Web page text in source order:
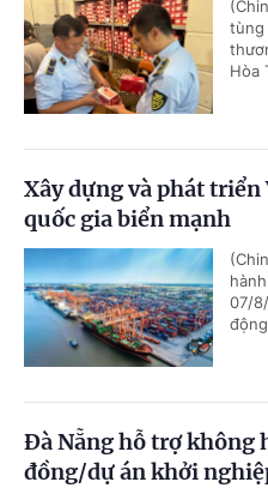
tùng
Hòa
Xây dựng và phát
quốc gia biển mạnh
07/
Đà Nẵng hỗ trợ không
đồng/dự án khởi